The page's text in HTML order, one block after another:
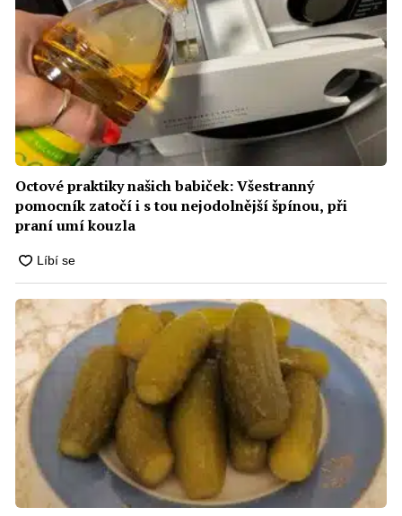
Octové praktiky našich babiček: Všestranný
pomocník zatočí i s tou nejodolnější špínou, při
praní umí kouzla